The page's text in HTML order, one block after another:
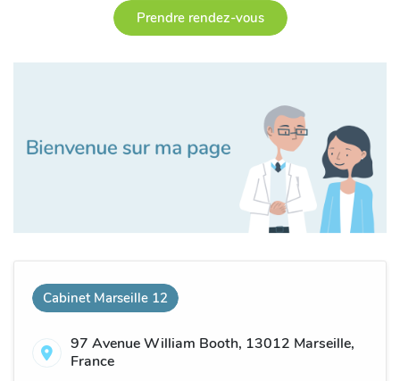
Prendre rendez-vous
Cabinet Marseille 12
97 Avenue William Booth, 13012 Marseille,
France